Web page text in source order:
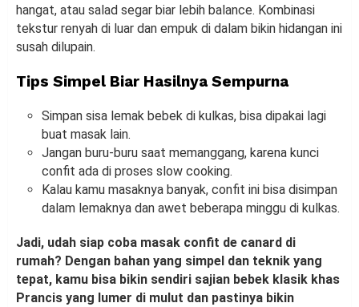
hangat, atau salad segar biar lebih balance. Kombinasi
tekstur renyah di luar dan empuk di dalam bikin hidangan ini
susah dilupain.
Tips Simpel Biar Hasilnya Sempurna
Simpan sisa lemak bebek di kulkas, bisa dipakai lagi
buat masak lain.
Jangan buru-buru saat memanggang, karena kunci
confit ada di proses slow cooking.
Kalau kamu masaknya banyak, confit ini bisa disimpan
dalam lemaknya dan awet beberapa minggu di kulkas.
Jadi, udah siap coba masak confit de canard di
rumah? Dengan bahan yang simpel dan teknik yang
tepat, kamu bisa bikin sendiri sajian bebek klasik khas
Prancis yang lumer di mulut dan pastinya bikin